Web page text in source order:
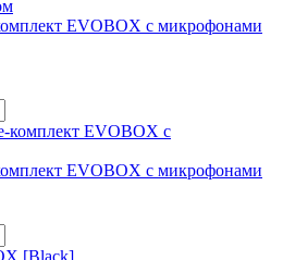
EVOBOX с микрофонами
EVOBOX с микрофонами